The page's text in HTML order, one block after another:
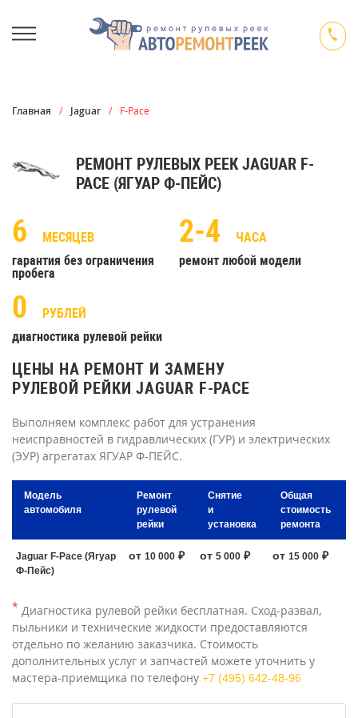
Главная / Jaguar / F-Pace
РЕМОНТ РУЛЕВЫХ РЕЕК JAGUAR F-
PACE (ЯГУАР Ф-ПЕЙС)
6
МЕСЯЦЕВ
гарантия без ограничения
пробега
2-4
ЧАСА
ремонт любой модели
0
РУБЛЕЙ
диагностика рулевой рейки
ЦЕНЫ НА РЕМОНТ И ЗАМЕНУ
РУЛЕВОЙ РЕЙКИ JAGUAR F-PACE
Выполняем комплекс работ для устранения
неисправностей в гидравлических (ГУР) и электрических
(ЭУР) агрегатах ЯГУАР Ф-ПЕЙС.
Модель
автомобиля
Ремонт
рулевой
рейки
Снятие
и
установка
Общая
стоимость
ремонта
Jaguar F-Pace (Ягуар
Ф-Пейс)
от 10 000 ₽ от 5 000 ₽ от 15 000 ₽
* Диагностика рулевой рейки бесплатная. Сход-развал,
пыльники и технические жидкости предоставляются
отдельно по желанию заказчика. Стоимость
дополнительных услуг и запчастей можете уточнить у
мастера-приемщика по телефону +7 (495) 642-48-96